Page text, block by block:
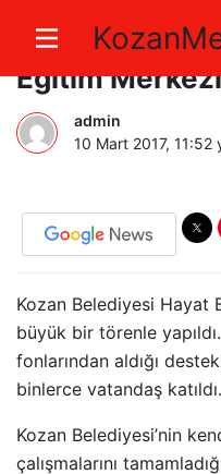
Kozan
Eğitim Merkezi
admin
10 Mart 2017, 11:52
Kozan Belediyesi Hayat
büyük bir törenle
fonlarından aldığı
binlerce vatandaş katıldı.
Kozan Belediyesi’nin
çalışmalarını